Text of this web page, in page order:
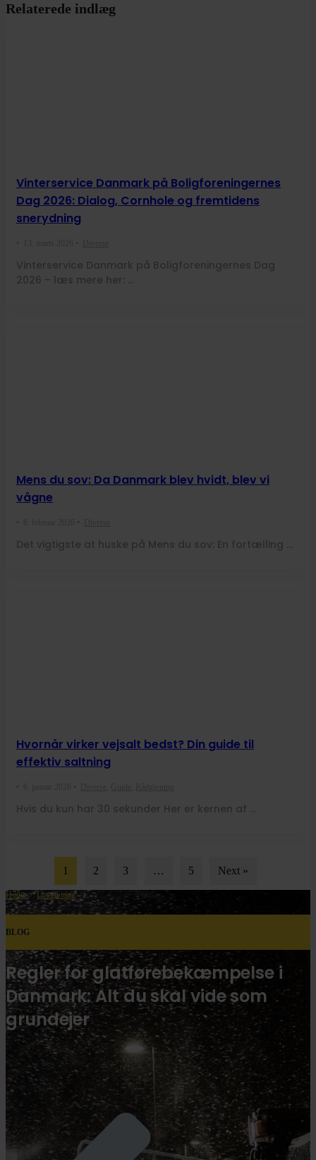
Relaterede indlæg
Vinterservice Danmark på Boligforeningernes
Dag 2026: Dialog, Cornhole og fremtidens
snerydning
Vinterservice Danmark på Boligforeningernes Dag
2026 – læs mere her: …
Mens du sov: Da Danmark blev hvidt, blev vi
vågne
Det vigtigste at huske på Mens du sov: En fortælling …
Hvornår virker vejsalt bedst? Din guide til
effektiv saltning
Hvis du kun har 30 sekunder Her er kernen af …
1 2 3 … 5 Next »
Home / Lovgivning /
BLOG
Regler for glatførebekæmpelse i
Danmark: Alt du skal vide som
grundejer